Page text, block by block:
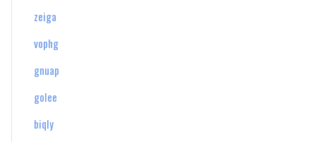
zeiga
vophg
gnuap
golee
biqly